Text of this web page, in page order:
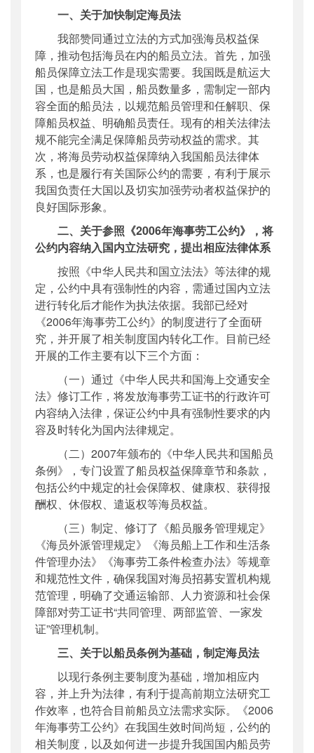
一、关于加快制定海员法
我部赞同通过立法的方式加强海员权益保
障，推动包括海员在内的船员立法。首先，加强
船员保障立法工作是现实需要。我国既是航运大
国，也是船员大国，船员数量多，需制定一部内
容全面的船员法，以规范船员管理和任解职、保
障船员权益、明确船员责任。现有的相关法律法
规不能完全满足保障船员劳动权益的需求。其
次，将海员劳动权益保障纳入我国船员法律体
系，也是履行有关国际公约的需要，有利于展示
我国负责任大国以及切实加强劳动者权益保护的
良好国际形象。
二、关于参照《2006年海事劳工公约》，将
公约内容纳入国内立法研究，提出相应法律体系
按照《中华人民共和国立法法》等法律的规
定，公约中具有强制性的内容，需通过国内立法
进行转化后才能作为执法依据。我部已经对
《2006年海事劳工公约》的制度进行了全面研
究，并开展了相关制度国内转化工作。目前已经
开展的工作主要有以下三个方面：
（一）通过《中华人民共和国海上交通安全
法》修订工作，将发放海事劳工证书的行政许可
内容纳入法律，保证公约中具有强制性要求的内
容及时转化为国内法律规定。
（二）2007年颁布的《中华人民共和国船员
条例》，专门设置了船员权益保障章节和条款，
包括公约中规定的社会保障权、健康权、获得报
酬权、休假权、遣返权等海员权益。
（三）制定、修订了《船员服务管理规定》
《海员外派管理规定》《海员船上工作和生活条
件管理办法》《海事劳工条件检查办法》等规章
和规范性文件，确保我国对海员招募安置机构规
范管理，明确了交通运输部、人力资源和社会保
障部对劳工证书“共同管理、两部监管、一家发
证”管理机制。
三、关于以船员条例为基础，制定海员法
以现行条例主要制度为基础，增加相应内
容，并上升为法律，有利于提高前期立法研究工
作效率，也符合目前船员立法需求实际。《2006
年海事劳工公约》在我国生效时间尚短，公约的
相关制度，以及如何进一步提升我国国内船员劳